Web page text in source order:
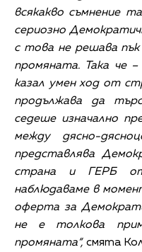
всякакво съмнение
сериозно
с това не решава
промяната. Така че
казал умен ход от
продължава да
седеше изначално
между дясно-
представлява
страна и ГЕРБ
наблюдаваме в
оферта за
не е толкова
промяната“, смята